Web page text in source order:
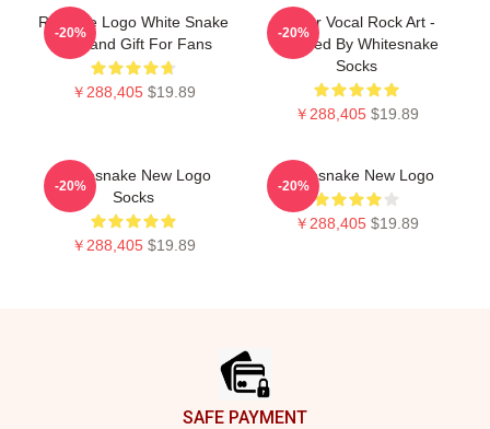
Red Eye Logo White Snake
Art Band Gift For Fans
￥288,405 $19.89
-20%
Power Vocal Rock Art -
Inspired By Whitesnake
Socks
￥288,405 $19.89
-20%
Whitesnake New Logo
Socks
￥288,405 $19.89
-20%
Whitesnake New Logo
￥288,405 $19.89
-20%
SAFE PAYMENT